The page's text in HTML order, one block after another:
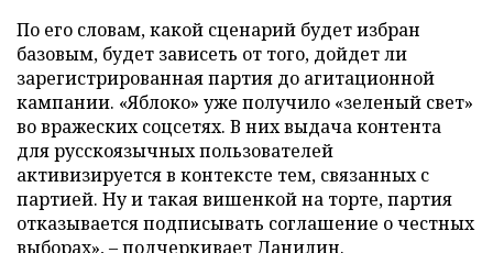
По его словам, какой сценарий будет избран
базовым, будет зависеть от того, дойдет ли
зарегистрированная партия до агитационной
кампании. «Яблоко» уже получило «зеленый свет»
во вражеских соцсетях. В них выдача контента
для русскоязычных пользователей
активизируется в контексте тем, связанных с
партией. Ну и такая вишенкой на торте, партия
отказывается подписывать соглашение о честных
выборах», – подчеркивает Данилин.